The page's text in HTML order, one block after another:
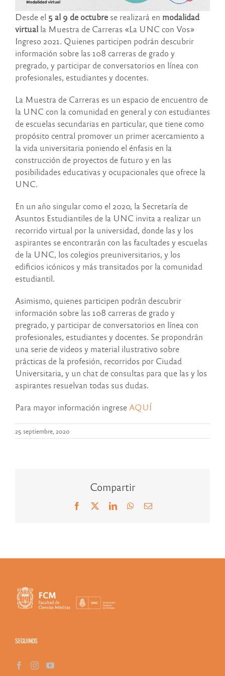
Desde el 5 al 9 de octubre se realizará en modalidad
virtual la Muestra de Carreras «La UNC con Vos»
Ingreso 2021. Quienes participen podrán descubrir
información sobre las 108 carreras de grado y
pregrado, y participar de conversatorios en línea con
profesionales, estudiantes y docentes.
La Muestra de Carreras es un espacio de encuentro de
la UNC con la comunidad en general y con estudiantes
de escuelas secundarias en particular, que tiene como
propósito central promover un primer acercamiento a
la vida universitaria poniendo el énfasis en la
construcción de proyectos de futuro y en las
posibilidades educativas y ocupacionales que ofrece la
UNC.
En un año singular como el 2020, la Secretaría de
Asuntos Estudiantiles de la UNC invita a realizar un
recorrido virtual por la universidad, donde las y los
aspirantes se encontrarán con las facultades y escuelas
de la UNC, los colegios preuniversitarios, y los
edificios icónicos y más transitados por la comunidad
estudiantil.
Asimismo, quienes participen podrán descubrir
información sobre las 108 carreras de grado y
pregrado, y participar de conversatorios en línea con
profesionales, estudiantes y docentes. Se propondrán
una serie de videos y material ilustrativo sobre
prácticas de la profesión, recorridos por Ciudad
Universitaria, y un chat de consultas para que las y los
aspirantes resuelvan todas sus dudas.
Para mayor información ingrese AQUÍ
25 septiembre, 2020
Compartir
Facebook LinkedInWhatsApp
Correo
SEGUINOS